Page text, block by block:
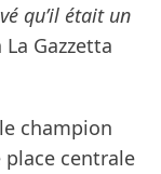
qu’il était un
Gazzetta
champion
centrale